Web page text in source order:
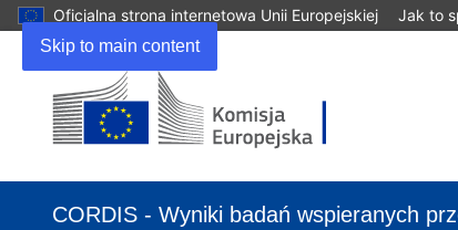
Skip to main content
Oficjalna strona internetowa Unii Europejskiej Jak to
CORDIS - Wyniki badań wspieranych